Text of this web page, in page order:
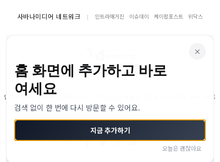
사바나미디어 네트워크 인트라매거진 이슈데이 케이팝포스트 위닥스
인트라매거진의 모든 콘텐츠(기사)는 저작권법의 보호를 받으며, 무단 전재, 복사, 배포
등을 금합니다.
© 2024–2026 인트라매거진. All Rights Reserved
×
홈 화면에 추가하고 바로
여세요
검색 없이 한 번에 다시 방문할 수 있어요.
지금 추가하기
오늘은 괜찮아요